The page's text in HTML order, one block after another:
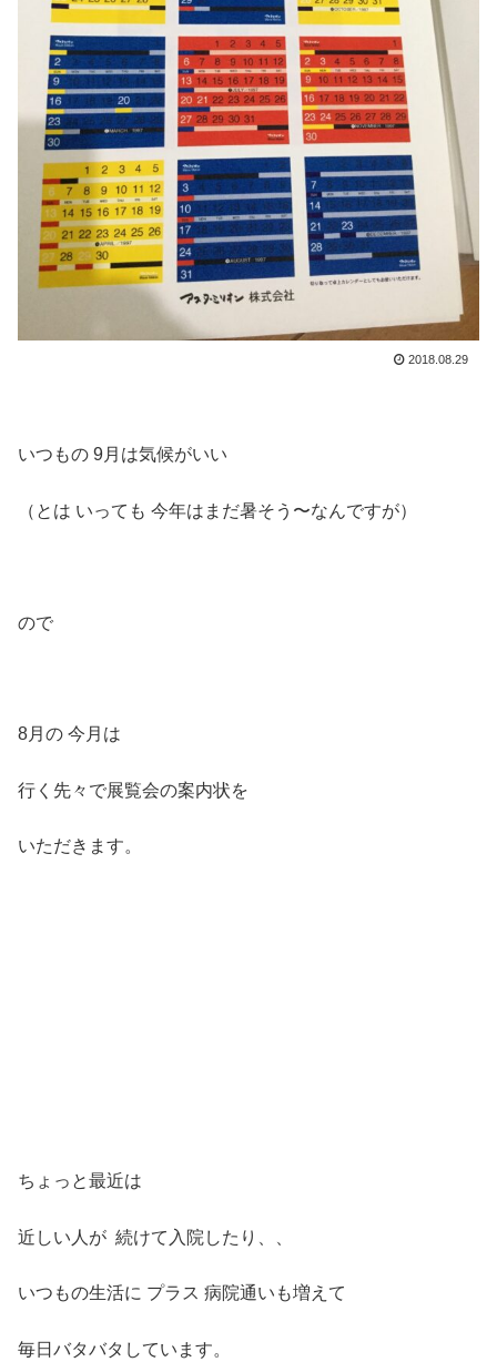
2018.08.29
いつもの 9月は気候がいい
（とは いっても 今年はまだ暑そう〜なんですが）
ので
8月の 今月は
行く先々で展覧会の案内状を
いただきます。
ちょっと最近は
近しい人が 続けて入院したり、、
いつもの生活に プラス 病院通いも増えて
毎日バタバタしています。